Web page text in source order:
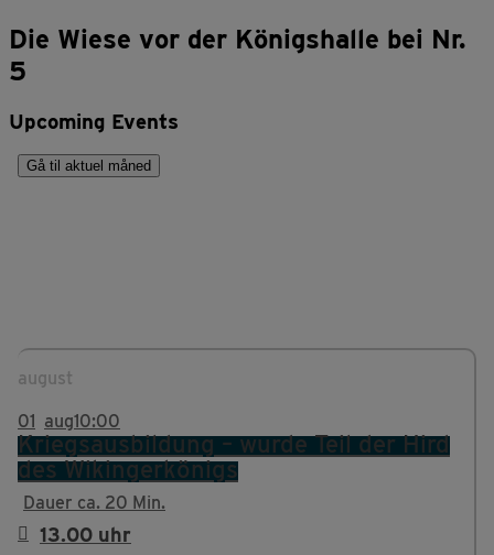
Die Wiese vor der Königshalle bei Nr.
5
Upcoming Events
Gå til aktuel måned
august
01 aug10:00
Kriegsausbildung – wurde Teil der Hird
des Wikingerkönigs
Dauer ca. 20 Min.
13.00 uhr